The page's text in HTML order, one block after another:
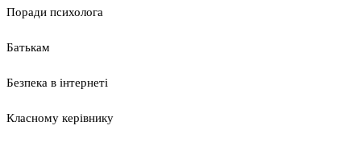
Поради психолога
Батькам
Безпека в інтернеті
Класному керівнику